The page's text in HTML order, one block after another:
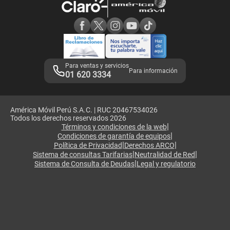
Adquirientes iPhone 6, 6S y SE
Mensaje de Seguridad
Términos y Condiciones de Tienda Claro
Libro de Reclamaciones
Legales de marketplace
Para ventas y servicios
01 620 3334 Para información
América Móvil Perú S.A.C. | RUC 20467534026
Todos los derechos reservados 2026
Términos y condiciones de la web|
Condiciones de garantía de equipos|
Política de Privacidad|Derechos ARCO|
Sistema de consultas Tarifarias|Neutralidad de Red|
Sistema de Consulta de Deudas|Legal y regulatorio